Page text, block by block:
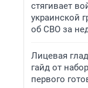
стягивает
украинской
об СВО за
Лицевая
гайд от
первого